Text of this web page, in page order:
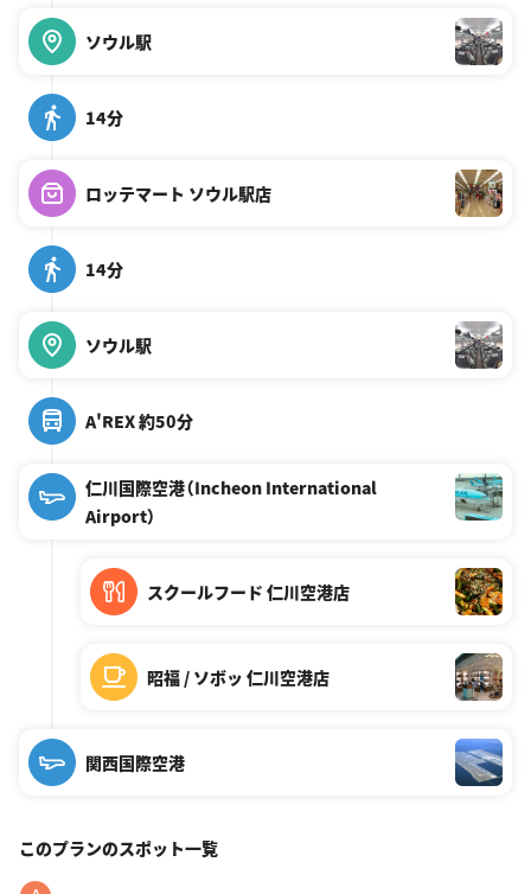
ソウル駅
14分
ロッテマート ソウル駅店
14分
ソウル駅
A'REX 約50分
仁川国際空港（Incheon International
Airport）
スクールフード 仁川空港店
昭福 / ソボッ 仁川空港店
関西国際空港
このプランのスポット一覧